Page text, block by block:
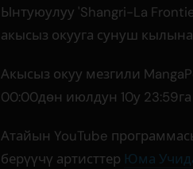
Ынтуюулуу 'Shangri-La
акысыз окууга сунуш
Акысыз окуу мезгили
00:00дөн июлдун 10у 23:59га
Атайын YouTube
берүүчү артисттер Юма